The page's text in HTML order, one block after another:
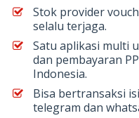
Stok provider
selalu terjaga.
Satu aplikasi multi
dan pembayaran
Indonesia.
Bisa bertransaksi
telegram dan